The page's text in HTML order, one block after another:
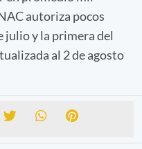
autoriza pocos
julio y la primera del
al 2 de agosto